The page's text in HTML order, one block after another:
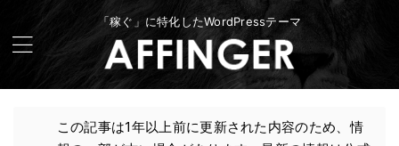
「稼ぐ」に特化したWordPressテーマ
この記事は1年以上前に更新された内容のため、情